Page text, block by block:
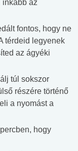
inkább az
fontos, hogy ne
térdeid legyenek
az ágyéki
túl sokszor
részére történő
a nyomást a
hogy